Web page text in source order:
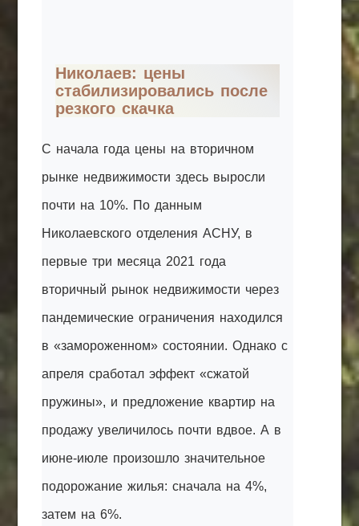
Николаев: цены
стабилизировались после
резкого скачка
С начала года цены на вторичном
рынке недвижимости здесь выросли
почти на 10%. По данным
Николаевского отделения АСНУ, в
первые три месяца 2021 года
вторичный рынок недвижимости через
пандемические ограничения находился
в «замороженном» состоянии. Однако с
апреля сработал эффект «сжатой
пружины», и предложение квартир на
продажу увеличилось почти вдвое. А в
июне-июле произошло значительное
подорожание жилья: сначала на 4%,
затем на 6%.